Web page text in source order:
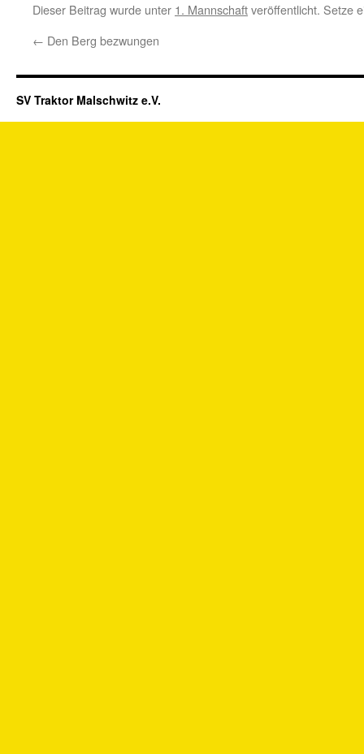
Dieser Beitrag wurde unter 1. Mannschaftveröffentlicht. Setze
← Den Berg bezwungen
SV Traktor Malschwitz e.V.